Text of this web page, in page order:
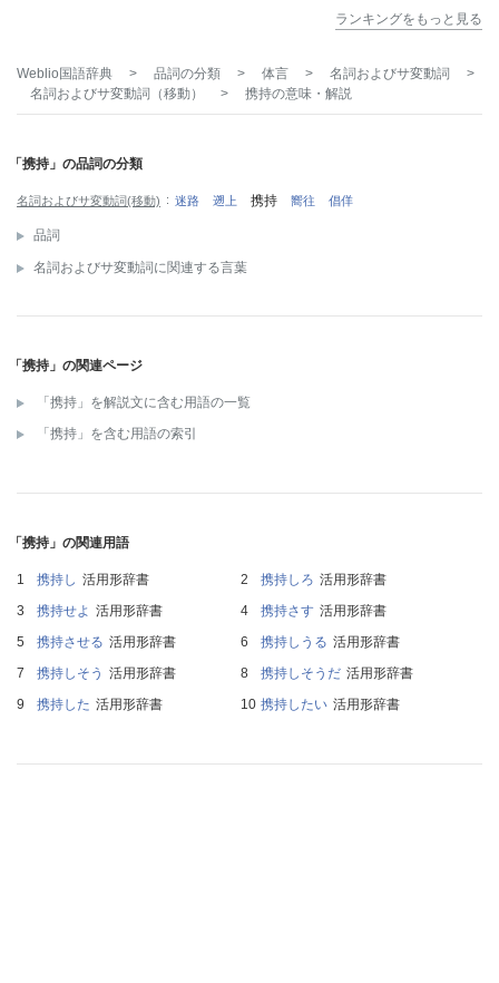
ランキングをもっと見る
Weblio国語辞典 > 品詞の分類 > 体言 > 名詞およびサ変動詞
>
名詞およびサ変動詞（移動）
> 携持の意味・解説
「携持」の品詞の分類
名詞およびサ変動詞(移動) 迷路 遡上 携持 嚮往 倡佯
品詞
名詞およびサ変動詞に関連する言葉
「携持」の関連ページ
「携持」を解説文に含む用語の一覧
「携持」を含む用語の索引
「携持」の関連用語
携持し 活用形辞書 携持しろ 活用形辞書
携持せよ 活用形辞書 携持さす 活用形辞書
携持させる 活用形辞書 携持しうる 活用形辞書
携持しそう 活用形辞書 携持しそうだ 活用形辞書
携持した 活用形辞書 携持したい 活用形辞書